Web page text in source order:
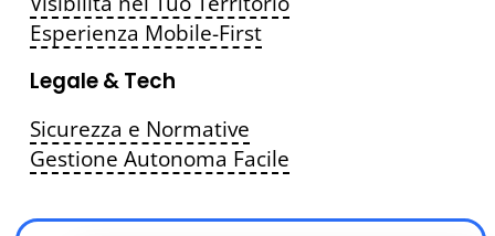
Esperienza Mobile-First
Legale & Tech
Sicurezza e Normative
Gestione Autonoma Facile